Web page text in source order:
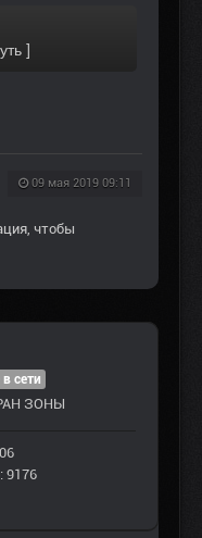
09 мая 2019 09:11
, чтобы
в сети
ЗOНЫ
9176